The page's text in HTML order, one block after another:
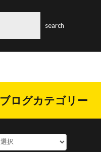
ブログカテゴリー